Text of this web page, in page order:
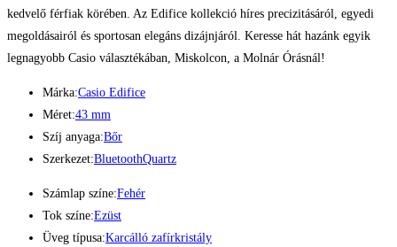
kedvelő férfiak körében. Az Edifice kollekció híres precizitásáról, egyedi
megoldásairól és sportosan elegáns dizájnjáról. Keresse hát hazánk egyik
legnagyobb Casio választékában, Miskolcon, a Molnár Órásnál!
Márka:Casio Edifice
Méret:43 mm
Szíj anyaga:Bőr
Szerkezet:BluetoothQuartz
Számlap színe:Fehér
Tok színe:Ezüst
Üveg típusa:Karcálló zafírkristály